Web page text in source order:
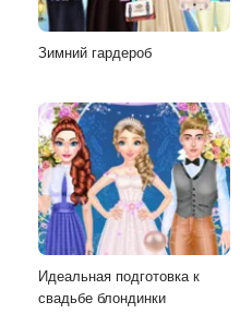
Зимний гардероб
Идеальная подготовка к
свадьбе блондинки